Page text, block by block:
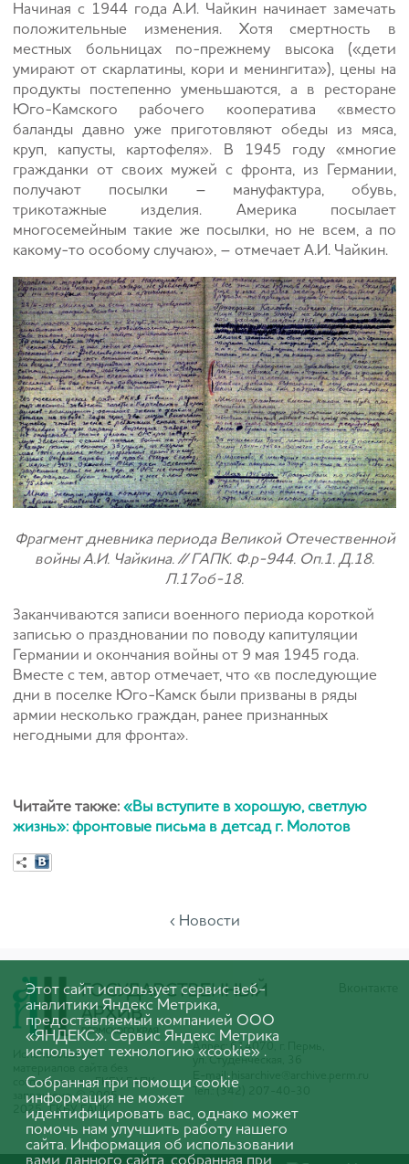
Начиная с 1944 года А.И. Чайкин начинает замечать
положительные изменения. Хотя смертность в
местных больницах по-прежнему высока («дети
умирают от скарлатины, кори и менингита»), цены на
продукты постепенно уменьшаются, а в ресторане
Юго-Камского рабочего кооператива «вместо
баланды давно уже приготовляют обеды из мяса,
круп, капусты, картофеля». В 1945 году «многие
гражданки от своих мужей с фронта, из Германии,
получают посылки – мануфактура, обувь,
трикотажные изделия. Америка посылает
многосемейным такие же посылки, но не всем, а по
какому-то особому случаю», – отмечает А.И. Чайкин.
Фрагмент дневника периода Великой Отечественной
войны А.И. Чайкина. // ГАПК. Ф.р-944. Оп.1. Д.18.
Л.17об-18.
Заканчиваются записи военного периода короткой
записью о праздновании по поводу капитуляции
Германии и окончания войны от 9 мая 1945 года.
Вместе с тем, автор отмечает, что «в последующие
дни в поселке Юго-Камск были призваны в ряды
армии несколько граждан, ранее признанных
негодными для фронта».
Читайте также: «Вы вступите в хорошую, светлую
жизнь»: фронтовые письма в детсад г. Молотов
‹ Новости
Адрес: 614070, г. Пермь,
E-mail:
Использование
согласования с ГКБУ ГАПК
запрещено. © 2005-
2025 ГКБУ ГАПК
Этот сайт использует сервис веб-
аналитики Яндекс Метрика,
предоставляемый компанией ООО
«ЯНДЕКС». Сервис Яндекс Метрика
использует технологию «cookie» .
Собранная при помощи cookie
информация не может
идентифицировать вас, однако может
помочь нам улучшить работу нашего
сайта. Информация об использовании
вами данного сайта, собранная при